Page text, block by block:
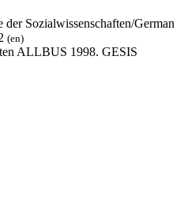
Sozialwissenschaften/German
(en)
ALLBUS 1998. GESIS